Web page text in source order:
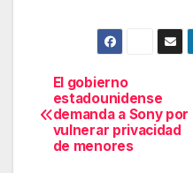
Navegación
de
El gobierno
estadounidense
demanda a Sony por
vulnerar privacidad
de menores